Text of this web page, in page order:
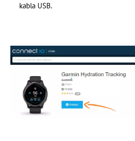
kabla USB.